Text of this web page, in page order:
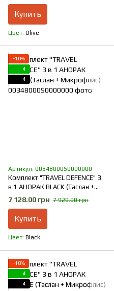
Купить
Цвет Olive
−10%
4
4
Артикул: 00348000S0000000
Комплект "TRAVEL DEFENCE" 3
в 1 АНОРАК BLACK (Таслан +
Микрофлис)
7 128.00 грн 7 920.00 грн
Купить
Цвет Black
−10%
4
4